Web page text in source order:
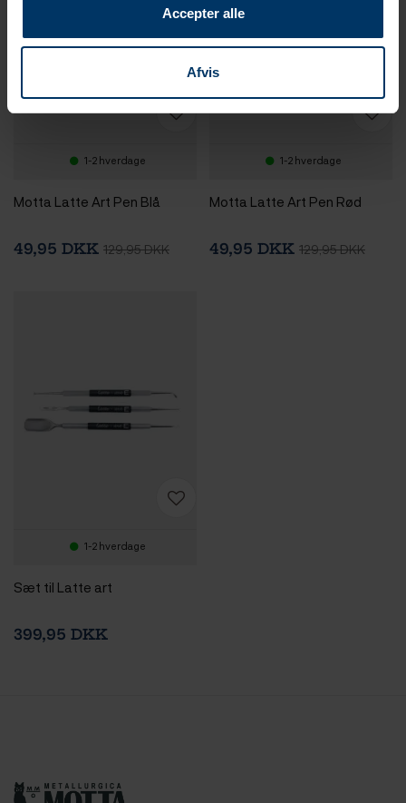
Accepter alle
Afvis
1-2 hverdage
Motta Latte Art Pen Blå
49,95 DKK 129,95 DKK
1-2 hverdage
Motta Latte Art Pen Rød
49,95 DKK 129,95 DKK
1-2 hverdage
Sæt til Latte art
399,95 DKK